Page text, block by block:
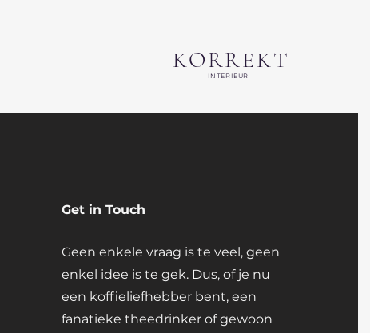
KORREKT
INTERIEUR
Get in Touch
Geen enkele vraag is te veel, geen
enkel idee is te gek. Dus, of je nu
een koffieliefhebber bent, een
fanatieke theedrinker of gewoon